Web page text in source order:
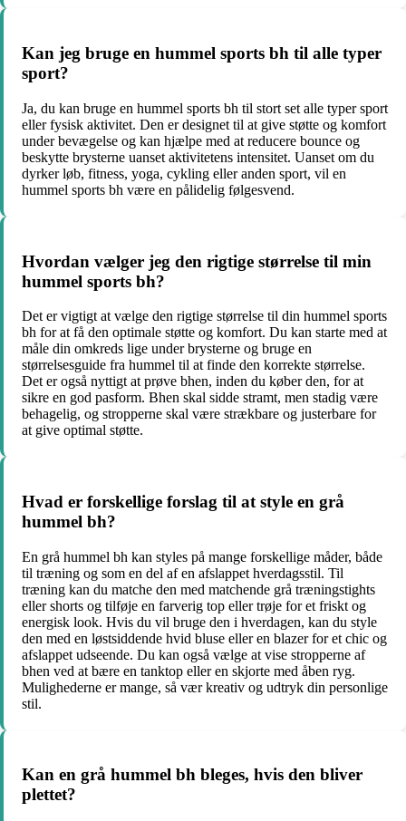
Kan jeg bruge en hummel sports bh til alle typer
sport?
Ja, du kan bruge en hummel sports bh til stort set alle typer sport
eller fysisk aktivitet. Den er designet til at give støtte og komfort
under bevægelse og kan hjælpe med at reducere bounce og
beskytte brysterne uanset aktivitetens intensitet. Uanset om du
dyrker løb, fitness, yoga, cykling eller anden sport, vil en
hummel sports bh være en pålidelig følgesvend.
Hvordan vælger jeg den rigtige størrelse til min
hummel sports bh?
Det er vigtigt at vælge den rigtige størrelse til din hummel sports
bh for at få den optimale støtte og komfort. Du kan starte med at
måle din omkreds lige under brysterne og bruge en
størrelsesguide fra hummel til at finde den korrekte størrelse.
Det er også nyttigt at prøve bhen, inden du køber den, for at
sikre en god pasform. Bhen skal sidde stramt, men stadig være
behagelig, og stropperne skal være strækbare og justerbare for
at give optimal støtte.
Hvad er forskellige forslag til at style en grå
hummel bh?
En grå hummel bh kan styles på mange forskellige måder, både
til træning og som en del af en afslappet hverdagsstil. Til
træning kan du matche den med matchende grå træningstights
eller shorts og tilføje en farverig top eller trøje for et friskt og
energisk look. Hvis du vil bruge den i hverdagen, kan du style
den med en løstsiddende hvid bluse eller en blazer for et chic og
afslappet udseende. Du kan også vælge at vise stropperne af
bhen ved at bære en tanktop eller en skjorte med åben ryg.
Mulighederne er mange, så vær kreativ og udtryk din personlige
stil.
Kan en grå hummel bh bleges, hvis den bliver
plettet?